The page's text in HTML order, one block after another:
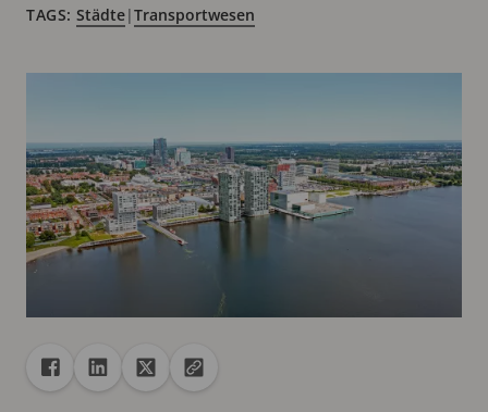
TAGS: Städte|Transportwesen
Freigabe
Teilen auf Facebook
Teilen auf Linkedin
Teilen auf XURL in die Zwischenablage kopieren